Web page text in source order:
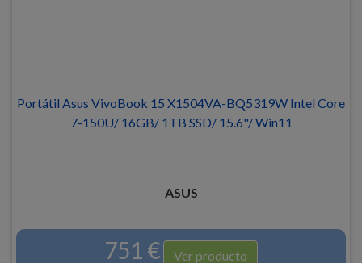
Portátil Asus VivoBook 15 X1504VA-BQ5319W Intel Core
7-150U/ 16GB/ 1TB SSD/ 15.6"/ Win11
ASUS
751 € Ver producto